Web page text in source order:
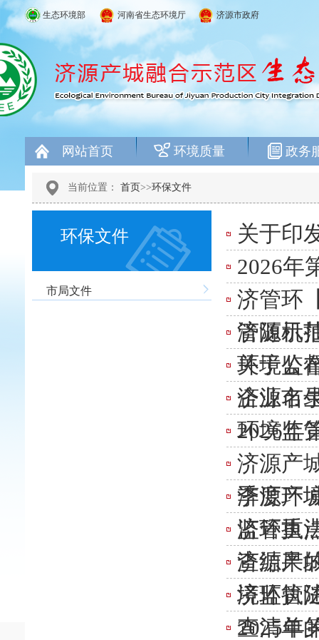
生态环境部 河南省生态环境厅 济源市政府
网站首页 环境质量 政务
当前位置： 首页>>环保文件
环保文件
市局文件
关于印
2026年
济管环
管随机
济源示
环境监
关于公
企业名
济源市
环境监
2026年
济源产
季度环
济源产
监管重
济环执
查结果
济源产
境监管
济环执
查清单
2025年